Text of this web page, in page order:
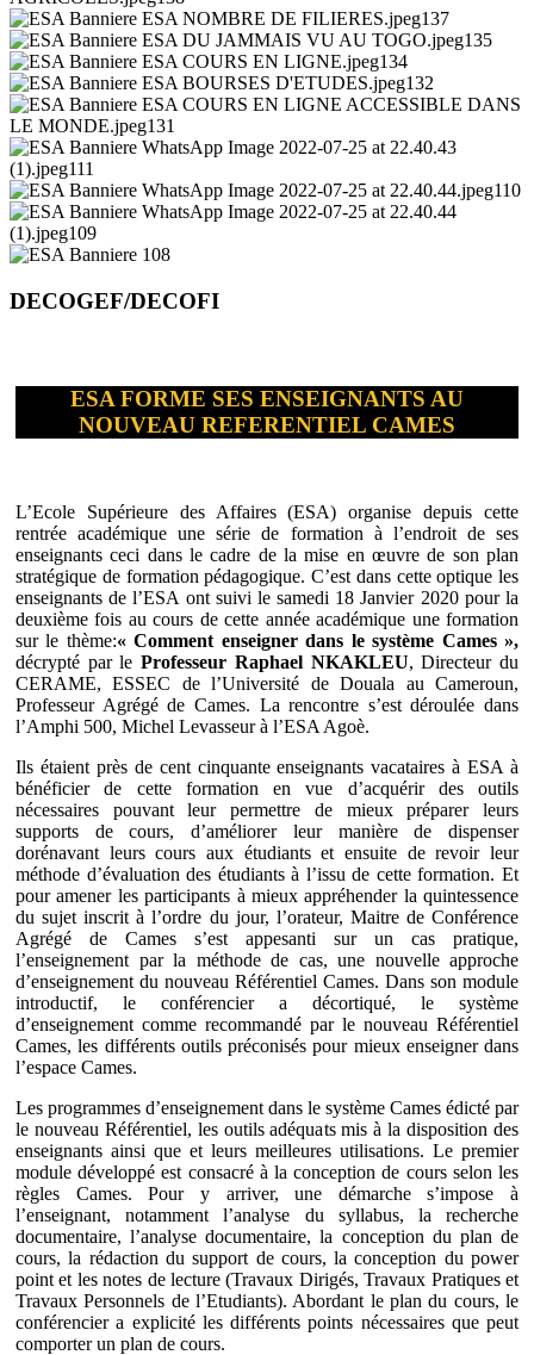
DECOGEF/DECOFI
ESA FORME SES ENSEIGNANTS AU
NOUVEAU REFERENTIEL CAMES
L’Ecole Supérieure des Affaires (ESA) organise depuis cette
rentrée académique une série de formation à l’endroit de ses
enseignants ceci dans le cadre de la mise en œuvre de son plan
stratégique de formation pédagogique. C’est dans cette optique les
enseignants de l’ESA ont suivi le samedi 18 Janvier 2020 pour la
deuxième fois au cours de cette année académique une formation
sur le thème:« Comment enseigner dans le système Cames »,
décrypté par leProfesseur Raphael NKAKLEU, Directeur du
CERAME, ESSEC de l’Université de Douala au Cameroun,
Professeur Agrégé de Cames. La rencontre s’est déroulée dans
l’Amphi 500, Michel Levasseur à l’ESA Agoè.
Ils étaient près de cent cinquante enseignants vacataires à ESA à
bénéficier de cette formation en vue d’acquérir des outils
nécessaires pouvant leur permettre de mieux préparer leurs
supports de cours, d’améliorer leur manière de dispenser
dorénavant leurs cours aux étudiants et ensuite de revoir leur
méthode d’évaluation des étudiants à l’issu de cette formation. Et
pour amener les participants à mieux appréhender la quintessence
du sujet inscrit à l’ordre du jour, l’orateur, Maitre de Conférence
Agrégé de Cames s’est appesanti sur un cas pratique,
l’enseignement par la méthode de cas, une nouvelle approche
d’enseignement du nouveau Référentiel Cames. Dans son module
introductif, le conférencier a décortiqué, le système
d’enseignement comme recommandé par le nouveau Référentiel
Cames, les différents outils préconisés pour mieux enseigner dans
l’espace Cames.
Les programmes d’enseignement dans le système Cames édicté par
le nouveau Référentiel, les outils adéquats mis à la disposition des
enseignants ainsi que et leurs meilleures utilisations. Le premier
module développé est consacré à la conception de cours selon les
règles Cames. Pour y arriver, une démarche s’impose à
l’enseignant, notamment l’analyse du syllabus, la recherche
documentaire, l’analyse documentaire, la conception du plan de
cours, la rédaction du support de cours, la conception du power
point et les notes de lecture (Travaux Dirigés, Travaux Pratiques et
Travaux Personnels de l’Etudiants). Abordant le plan du cours, le
conférencier a explicité les différents points nécessaires que peut
comporter un plan de cours.